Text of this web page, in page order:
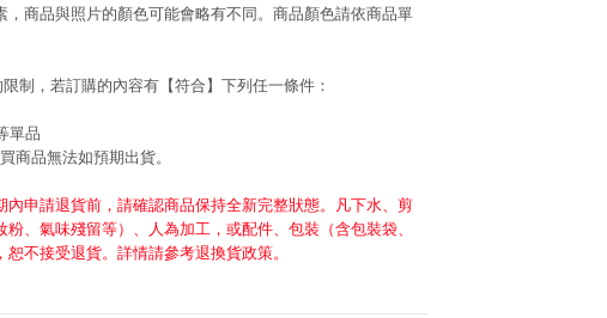
商品與照片的顏色可能會略有不同。商品顏色請依商品單
制，若訂購的內容有【符合】下列任一條件：
單品
商品無法如預期出貨。
申請退貨前，請確認商品保持全新完整狀態。凡下水、剪
、氣味殘留等）、人為加工，或配件、包裝（含包裝袋、
不接受退貨。詳情請參考退換貨政策。